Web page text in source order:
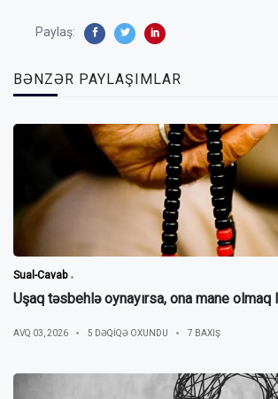
Paylaş:
BƏNZƏR PAYLAŞIMLAR
Sual-Cavab
Uşaq təsbehlə oynayırsa, ona mane olmaq
AVQ 03, 2026 5 DƏQIQƏ OXUNDU 7 BAXIŞ